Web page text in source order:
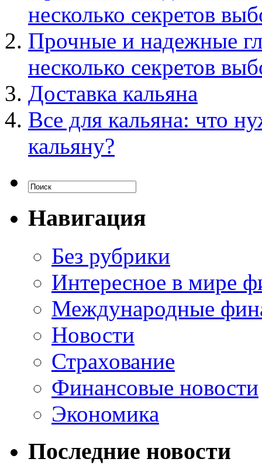
несколько секретов
Прочные и надежные
несколько секретов
Доставка кальяна
Все для кальяна: что
кальяну?
Навигация
Без рубрики
Интересное в мире
Международные
Новости
Страхование
Финансовые новости
Экономика
Последние новости